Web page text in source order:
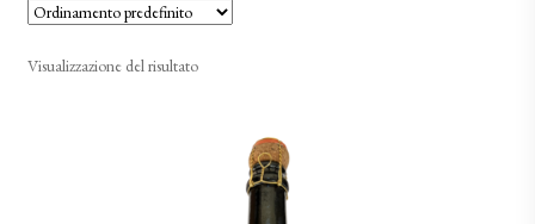
Visualizzazione del risultato